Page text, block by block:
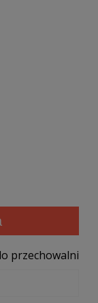
przechowalni